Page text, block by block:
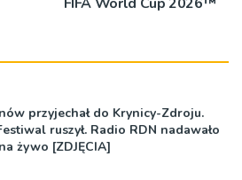
przyjechał do Krynicy-Zdroju.
ruszył. Radio RDN nadawało
żywo [ZDJĘCIA]